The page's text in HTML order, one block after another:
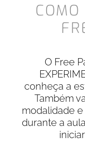
O Free
conheça a
Também
modalidade
durante a